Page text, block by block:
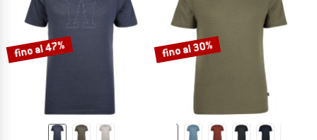
fino al 47% fino al 30%